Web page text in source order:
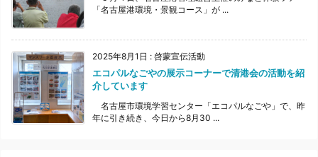
「名古屋港環境・景観コース」が ...
2025年8月1日 : 啓蒙宣伝活動
エコパルなごやの展示コーナーで清港会の活動を紹
介しています
名古屋市環境学習センター「エコパルなごや」で、昨
年に引き続き、今日から8月30 ...